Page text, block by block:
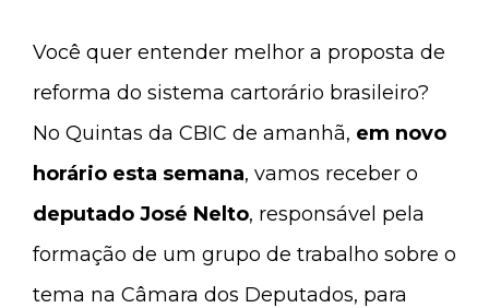
Você quer entender melhor a proposta de
reforma do sistema cartorário brasileiro?
No Quintas da CBIC de amanhã, em novo
horário esta semana, vamos receber o
deputado José Nelto, responsável pela
formação de um grupo de trabalho sobre o
tema na Câmara dos Deputados, para